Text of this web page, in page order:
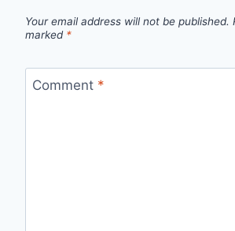
Your email address will not be published.
marked *
Comment *